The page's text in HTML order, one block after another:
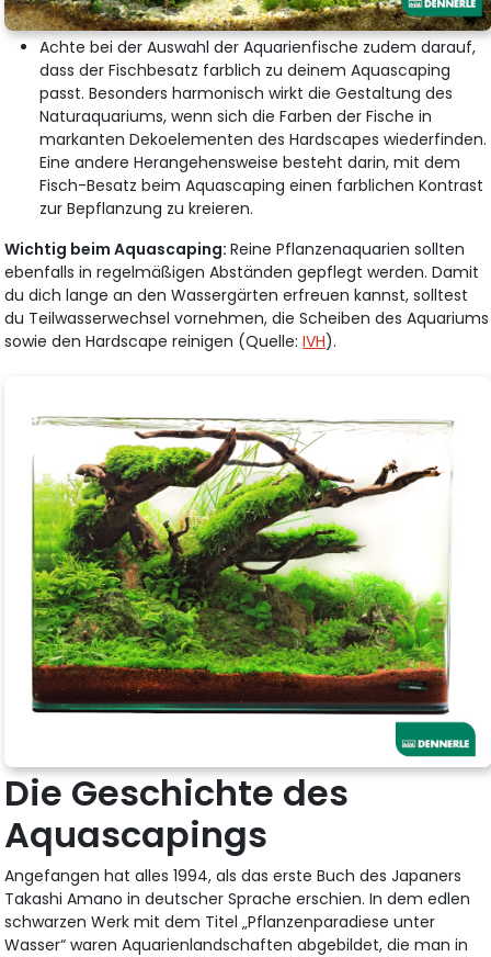
Achte bei der Auswahl der Aquarienfische zudem darauf,
dass der Fischbesatz farblich zu deinem Aquascaping
passt. Besonders harmonisch wirkt die Gestaltung des
Naturaquariums, wenn sich die Farben der Fische in
markanten Dekoelementen des Hardscapes wiederfinden.
Eine andere Herangehensweise besteht darin, mit dem
Fisch-Besatz beim Aquascaping einen farblichen Kontrast
zur Bepflanzung zu kreieren.
Wichtig beim Aquascaping:Reine Pflanzenaquarien sollten
ebenfalls in regelmäßigen Abständen gepflegt werden. Damit
du dich lange an den Wassergärten erfreuen kannst, solltest
du Teilwasserwechsel vornehmen, die Scheiben des Aquariums
sowie den Hardscape reinigen (Quelle:IVH).
Die Geschichte des
Aquascapings
Angefangen hat alles 1994, als das erste Buch des Japaners
Takashi Amano in deutscher Sprache erschien. In dem edlen
schwarzen Werk mit dem Titel „Pflanzenparadiese unter
Wasser“ waren Aquarienlandschaften abgebildet, die man in